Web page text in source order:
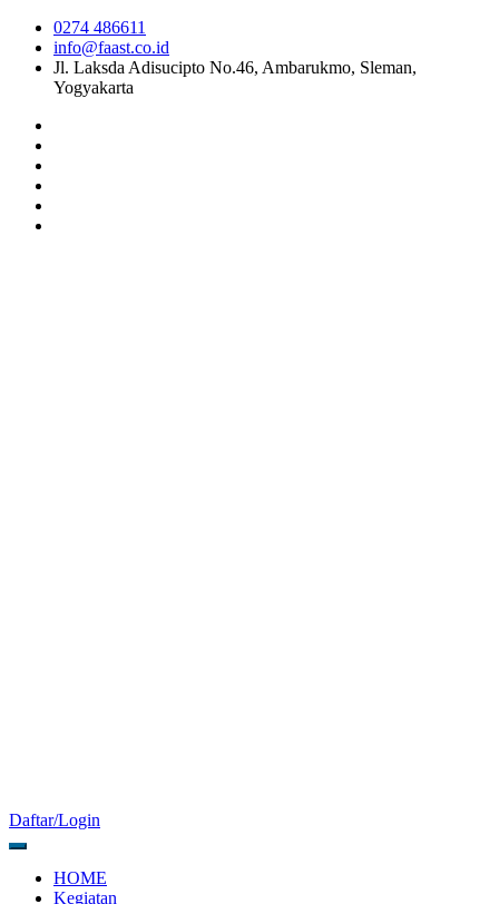
0274 486611
info@faast.co.id
Jl. Laksda Adisucipto No.46, Ambarukmo, Sleman,
Yogyakarta
Daftar/Login
HOME
Kegiatan